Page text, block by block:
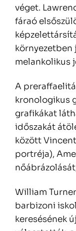
véget.
fáraó
környezetben
melankolikus
A
kronologikus
grafikákat
időszakát
között
portréja),
William
barbizoni
keresésének